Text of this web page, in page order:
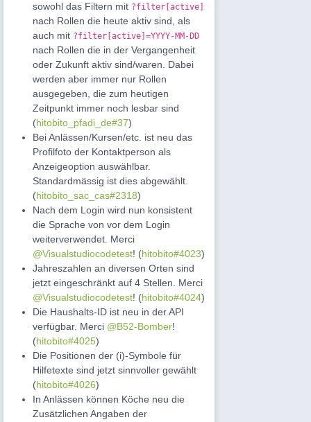
sowohl das Filtern mit ?filter[active]
nach Rollen die heute aktiv sind, als
auch mit ?filter[active]=YYYY-MM-DD
nach Rollen die in der Vergangenheit
oder Zukunft aktiv sind/waren. Dabei
werden aber immer nur Rollen
ausgegeben, die zum heutigen
Zeitpunkt immer noch lesbar sind
(hitobito_pfadi_de#37)
Bei Anlässen/Kursen/etc. ist neu das
Profilfoto der Kontaktperson als
Anzeigeoption auswählbar.
Standardmässig ist dies abgewählt.
(hitobito_sac_cas#2318)
Nach dem Login wird nun konsistent
die Sprache von vor dem Login
weiterverwendet. Merci
@Visualstudiocodetest! (hitobito#4023)
Jahreszahlen an diversen Orten sind
jetzt eingeschränkt auf 4 Stellen. Merci
@Visualstudiocodetest! (hitobito#4024)
Die Haushalts-ID ist neu in der API
verfügbar. Merci @B52-Bomber!
(hitobito#4025)
Die Positionen der (i)-Symbole für
Hilfetexte sind jetzt sinnvoller gewählt
(hitobito#4026)
In Anlässen können Köche neu die
Zusätzlichen Angaben der